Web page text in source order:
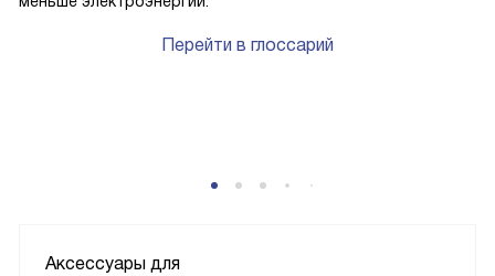
Перейти в глоссарий
Аксессуары для